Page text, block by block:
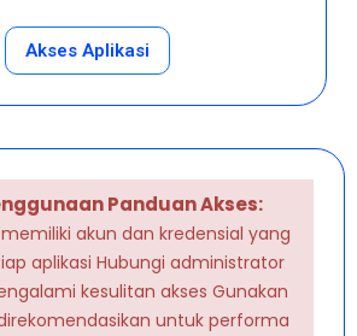
Akses Aplikasi
Panduan Akses:
akun dan kredensial yang
aplikasi Hubungi administrator
kesulitan akses Gunakan
untuk performa